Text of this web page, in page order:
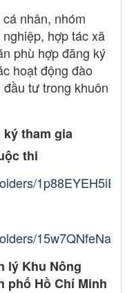
nhân, nhóm
hợp tác xã
phù hợp đăng ký
hoạt động đào
tư trong khuôn
tham gia
thi
lý Khu Nông
phố Hồ Chí Minh